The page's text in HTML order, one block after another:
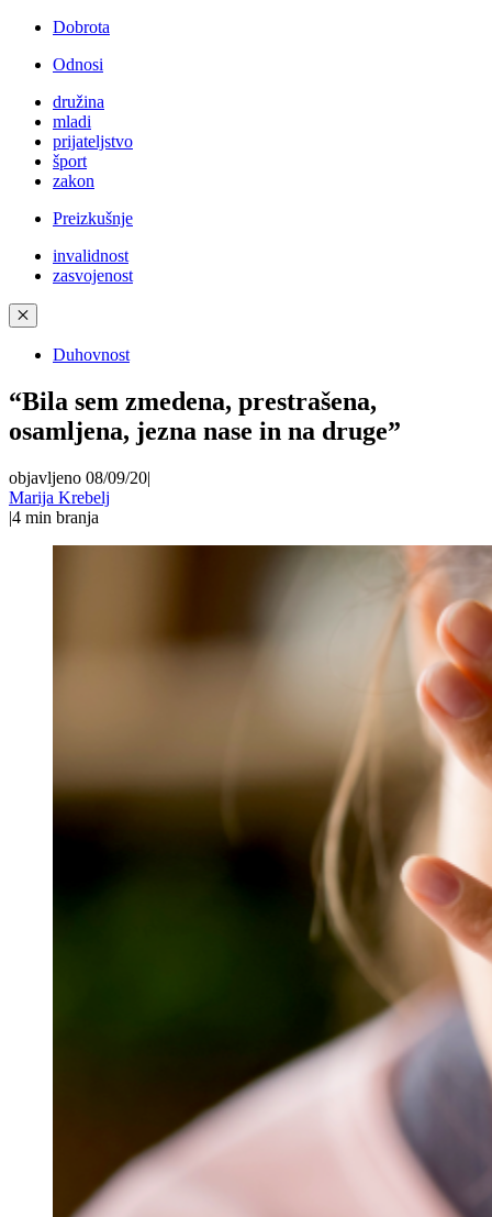
Dobrota
Odnosi
družina
mladi
prijateljstvo
šport
zakon
Preizkušnje
invalidnost
zasvojenost
✕
Duhovnost
“Bila sem zmedena, prestrašena,
osamljena, jezna nase in na druge”
objavljeno 08/09/20|
Marija Krebelj
|4 min branja